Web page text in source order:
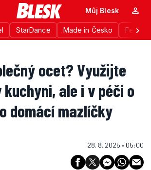
StarDance Made in Česko
Můj Blesk
ocet? Využijte
kuchyni, ale i v péči o
domácí mazlíčky
28. 8. 2025 • 05:00